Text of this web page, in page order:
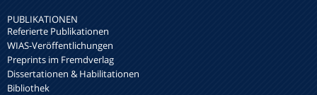
PUBLIKATIONEN
Referierte Publikationen
WIAS-Veröffentlichungen
Preprints im Fremdverlag
Dissertationen & Habilitationen
Bibliothek